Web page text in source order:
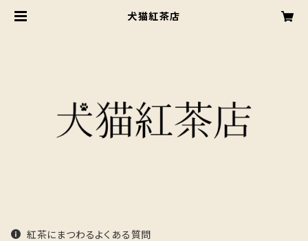
犬猫紅茶店
紅茶にまつわるよくある質問